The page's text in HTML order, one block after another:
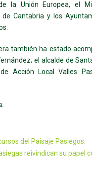
la Unión Europea, el
de Cantabria y los
también ha estado
el alcalde de
Acción Local Valles
del Paisaje Pasiegos.
reivindican su papel